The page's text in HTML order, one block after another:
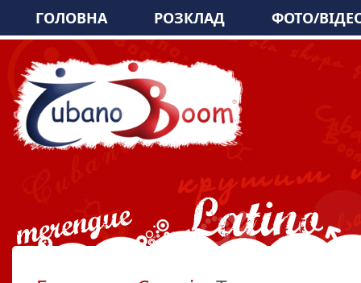
ГОЛОВНА РОЗКЛАД ФОТО/